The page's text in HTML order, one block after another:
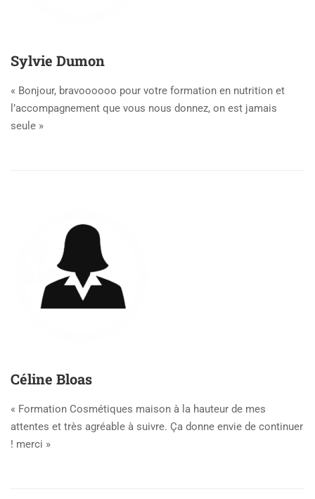
Sylvie Dumon
« Bonjour, bravoooooo pour votre formation en nutrition et
l’accompagnement que vous nous donnez, on est jamais
seule »
Céline Bloas
« Formation Cosmétiques maison à la hauteur de mes
attentes et très agréable à suivre. Ça donne envie de continuer
! merci »